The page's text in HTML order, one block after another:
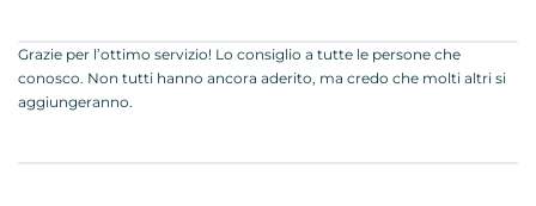
Grazie per l’ottimo servizio! Lo consiglio a tutte le persone che
conosco. Non tutti hanno ancora aderito, ma credo che molti altri si
aggiungeranno.